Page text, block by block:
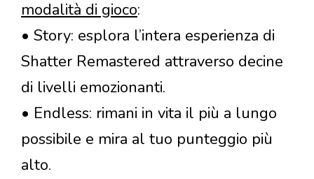
modalità di gioco:
• Story: esplora l’intera esperienza di
Shatter Remastered attraverso decine
di livelli emozionanti.
• Endless: rimani in vita il più a lungo
possibile e mira al tuo punteggio più
alto.